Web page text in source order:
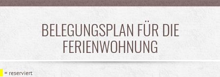
BELEGUNGSPLAN FÜR DIE
FERIENWOHNUNG
= reserviert